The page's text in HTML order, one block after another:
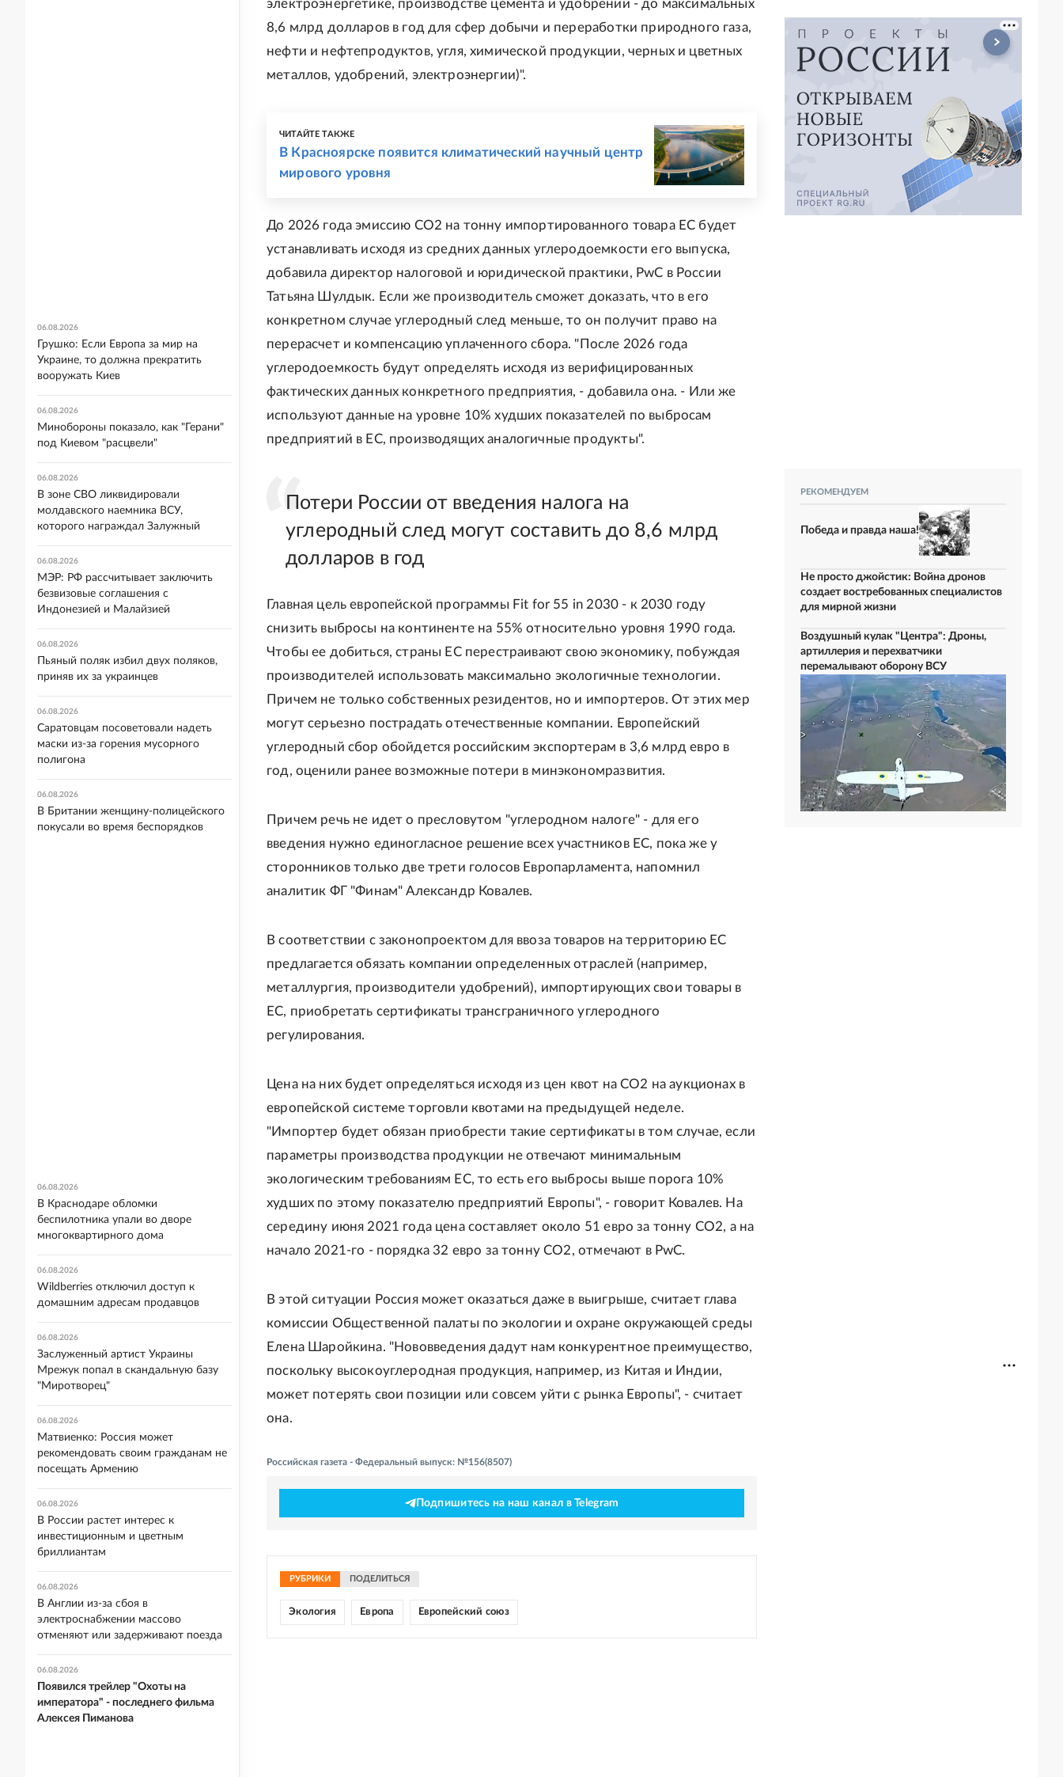
электроэнергетике, производстве цемента и удобрений - до максимальных
8,6 млрд долларов в год для сфер добычи и переработки природного газа,
нефти и нефтепродуктов, угля, химической продукции, черных и цветных
металлов, удобрений, электроэнергии)".
ЧИТАЙТЕ ТАКЖЕ
В Красноярске появится климатический научный центр
мирового уровня
До 2026 года эмиссию СО2 на тонну импортированного товара ЕС будет
устанавливать исходя из средних данных углеродоемкости его выпуска,
добавила директор налоговой и юридической практики, PwC в России
Татьяна Шулдык. Если же производитель сможет доказать, что в его
конкретном случае углеродный след меньше, то он получит право на
перерасчет и компенсацию уплаченного сбора. "После 2026 года
углеродоемкость будут определять исходя из верифицированных
фактических данных конкретного предприятия, - добавила она. - Или же
используют данные на уровне 10% худших показателей по выбросам
предприятий в ЕС, производящих аналогичные продукты".
Потери России от введения налога на
углеродный след могут составить до 8,6 млрд
долларов в год
Главная цель европейской программы Fit for 55 in 2030 - к 2030 году
снизить выбросы на континенте на 55% относительно уровня 1990 года.
Чтобы ее добиться, страны ЕС перестраивают свою экономику, побуждая
производителей использовать максимально экологичные технологии.
Причем не только собственных резидентов, но и импортеров. От этих мер
могут серьезно пострадать отечественные компании. Европейский
углеродный сбор обойдется российским экспортерам в 3,6 млрд евро в
год, оценили ранее возможные потери в минэкономразвития.
Причем речь не идет о пресловутом "углеродном налоге" - для его
введения нужно единогласное решение всех участников ЕС, пока же у
сторонников только две трети голосов Европарламента, напомнил
аналитик ФГ "Финам" Александр Ковалев.
В соответствии с законопроектом для ввоза товаров на территорию ЕС
предлагается обязать компании определенных отраслей (например,
металлургия, производители удобрений), импортирующих свои товары в
ЕС, приобретать сертификаты трансграничного углеродного
регулирования.
Цена на них будет определяться исходя из цен квот на СО2 на аукционах в
европейской системе торговли квотами на предыдущей неделе.
"Импортер будет обязан приобрести такие сертификаты в том случае, если
параметры производства продукции не отвечают минимальным
экологическим требованиям ЕС, то есть его выбросы выше порога 10%
худших по этому показателю предприятий Европы", - говорит Ковалев. На
середину июня 2021 года цена составляет около 51 евро за тонну СО2, а на
начало 2021-го - порядка 32 евро за тонну СО2, отмечают в PwC.
В этой ситуации Россия может оказаться даже в выигрыше, считает глава
комиссии Общественной палаты по экологии и охране окружающей среды
Елена Шаройкина. "Нововведения дадут нам конкурентное преимущество,
поскольку высокоуглеродная продукция, например, из Китая и Индии,
может потерять свои позиции или совсем уйти с рынка Европы", - считает
она.
Российская газета - Федеральный выпуск: №156(8507)
Подпишитесь на наш канал в Telegram
РУБРИКИ ПОДЕЛИТЬСЯ
Экология Европа Европейский союз
РЕКОМЕНДУЕМ
Победа и правда наша!
Не просто джойстик: Война дронов
создает востребованных специалистов
для мирной жизни
Воздушный кулак "Центра": Дроны,
артиллерия и перехватчики
перемалывают оборону ВСУ
06.08.2026
Грушко: Если Европа за мир на
Украине, то должна прекратить
вооружать Киев
06.08.2026
Минобороны показало, как "Герани"
под Киевом "расцвели"
06.08.2026
В зоне СВО ликвидировали
молдавского наемника ВСУ,
которого награждал Залужный
06.08.2026
МЭР: РФ рассчитывает заключить
безвизовые соглашения с
Индонезией и Малайзией
06.08.2026
Пьяный поляк избил двух поляков,
приняв их за украинцев
06.08.2026
Саратовцам посоветовали надеть
маски из-за горения мусорного
полигона
06.08.2026
В Британии женщину-полицейского
покусали во время беспорядков
06.08.2026
В Краснодаре обломки
беспилотника упали во дворе
многоквартирного дома
06.08.2026
Wildberries отключил доступ к
домашним адресам продавцов
06.08.2026
Заслуженный артист Украины
Мрежук попал в скандальную базу
"Миротворец"
06.08.2026
Матвиенко: Россия может
рекомендовать своим гражданам не
посещать Армению
06.08.2026
В России растет интерес к
инвестиционным и цветным
бриллиантам
06.08.2026
В Англии из-за сбоя в
электроснабжении массово
отменяют или задерживают поезда
06.08.2026
Появился трейлер "Охоты на
императора" - последнего фильма
Алексея Пиманова